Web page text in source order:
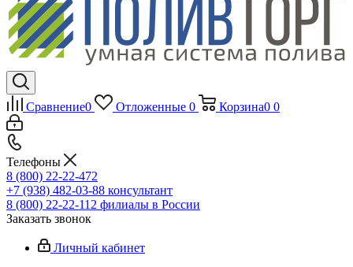
Сравнение0 Отложенные 0 Корзина0 0
Телефоны
8 (800) 22-22-472
+7 (938) 482-03-88 консультант
8 (800) 22-22-112 филиалы в России
Заказать звонок
Личный кабинет